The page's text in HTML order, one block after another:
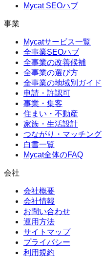
Mycat SEOハブ
事業
Mycatサービス一覧
全事業SEOハブ
全事業の改善候補
全事業の選び方
全事業の地域別ガイド
申請・許認可
事業・集客
住まい・不動産
家族・生活設計
つながり・マッチング
白書一覧
Mycat全体のFAQ
会社
会社概要
会社情報
お問い合わせ
運用方法
サイトマップ
プライバシー
利用規約